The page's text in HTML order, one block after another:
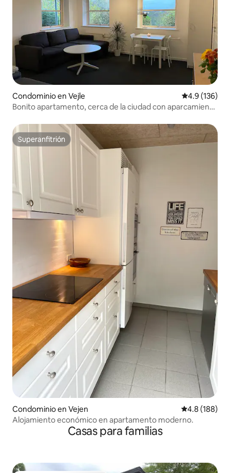
Condominio en Vejle Calificación
4.9 (136)
Bonito apartamento, cerca de la ciudad con aparcamiento
Superanfitrión
Superanfitrión
Condominio en Vejen Calificación
4.8 (188)
Alojamiento económico en apartamento moderno.
Casas para familias